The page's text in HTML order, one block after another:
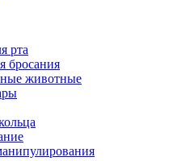
рта
бросания
животные